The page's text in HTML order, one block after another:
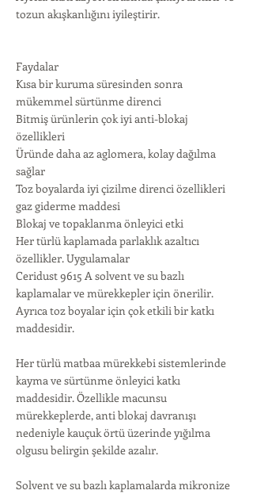
tozun akışkanlığını iyileştirir.
Faydalar
Kısa bir kuruma süresinden sonra
mükemmel sürtünme direnci
Bitmiş ürünlerin çok iyi anti-blokaj
özellikleri
Üründe daha az aglomera, kolay dağılma
sağlar
Toz boyalarda iyi çizilme direnci özellikleri
gaz giderme maddesi
Blokaj ve topaklanma önleyici etki
Her türlü kaplamada parlaklık azaltıcı
özellikler. Uygulamalar
Ceridust 9615 A ​​​​solvent ve su bazlı
kaplamalar ve mürekkepler için önerilir.
Ayrıca toz boyalar için çok etkili bir katkı
maddesidir.
Her türlü matbaa mürekkebi sistemlerinde
kayma ve sürtünme önleyici katkı
maddesidir. Özellikle macunsu
mürekkeplerde, anti blokaj davranışı
nedeniyle kauçuk örtü üzerinde yığılma
olgusu belirgin şekilde azalır.
Solvent ve su bazlı kaplamalarda mikronize